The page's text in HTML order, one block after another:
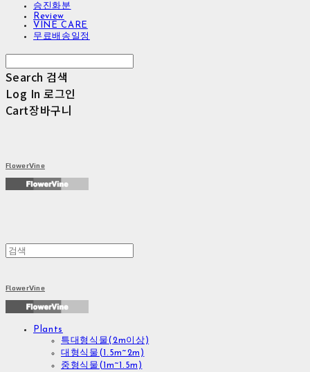
승진화분
Review
VINE CARE
무료배송일정
Search 검색
Log In 로그인
Cart장바구니
FlowerVine
FlowerVine
Plants
특대형식물(2m이상)
대형식물(1.5m~2m)
중형식물(1m~1.5m)